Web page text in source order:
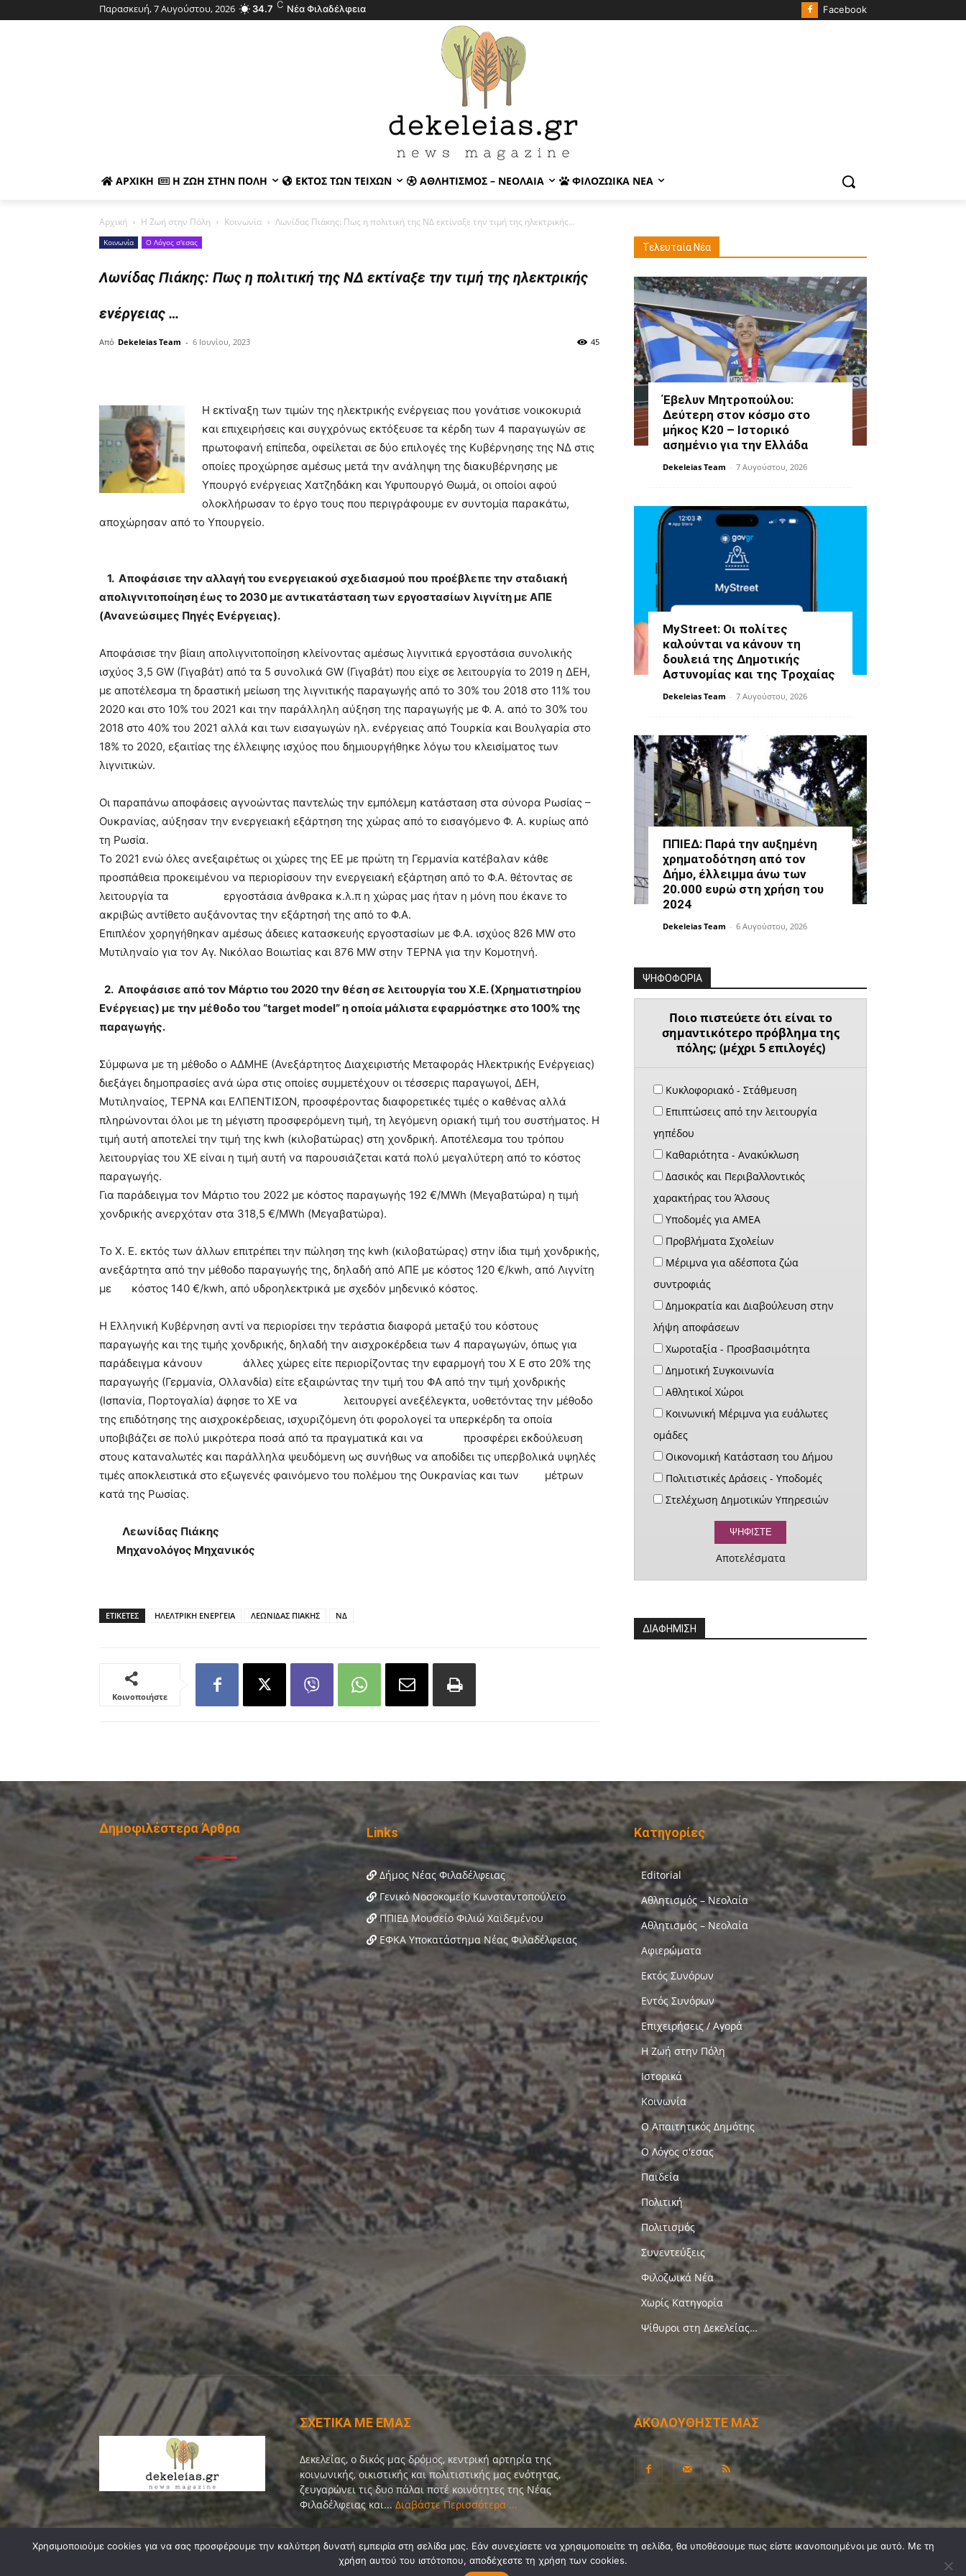
Παρασκευή, 7 Αυγούστου, 2026 34.7 C Νέα Φιλαδέλφεια Facebook
ΑΡΧΙΚΉ Η ΖΩΉ ΣΤΗΝ ΠΌΛΗ ΕΚΤΌΣ ΤΩΝ ΤΕΙΧΏΝ ΑΘΛΗΤΙΣΜΌΣ – ΝΕΟΛΑΊΑ ΦΙΛΟΖΩΙΚΆ ΝΈΑ
Αρχική Η Ζωή στην Πόλη Κοινωνία Λωνίδας Πιάκης: Πως η πολιτική της ΝΔ εκτίναξε την τιμή της ηλεκτρικής...
Κοινωνία Ο Λόγος σ'εσας
Λωνίδας Πιάκης: Πως η πολιτική της ΝΔ εκτίναξε την τιμή της ηλεκτρικής
ενέργειας …
Από Dekeleias Team - 6 Ιουνίου, 2023 45
Η εκτίναξη των τιμών της ηλεκτρικής ενέργειας που γονάτισε νοικοκυριά
και επιχειρήσεις και συγχρόνως εκτόξευσε τα κέρδη των 4 παραγωγών σε
πρωτοφανή επίπεδα, οφείλεται σε δύο επιλογές της Κυβέρνησης της ΝΔ στις
οποίες προχώρησε αμέσως μετά την ανάληψη της διακυβέρνησης με
Υπουργό ενέργειας Χατζηδάκη και Υφυπουργό Θωμά, οι οποίοι αφού
ολοκλήρωσαν το έργο τους που περιγράφουμε εν συντομία παρακάτω,
αποχώρησαν από το Υπουργείο.
1. Αποφάσισε την αλλαγή του ενεργειακού σχεδιασμού που προέβλεπε την σταδιακή
απολιγνιτοποίηση έως το 2030 με αντικατάσταση των εργοστασίων λιγνίτη με ΑΠΕ
(Ανανεώσιμες Πηγές Ενέργειας).
Αποφάσισε την βίαιη απολιγνιτοποίηση κλείνοντας αμέσως λιγνιτικά εργοστάσια συνολικής
ισχύος 3,5 GW (Γιγαβάτ) από τα 5 συνολικά GW (Γιγαβάτ) που είχε σε λειτουργία το 2019 η ΔΕΗ,
με αποτέλεσμα τη δραστική μείωση της λιγνιτικής παραγωγής από το 30% του 2018 στο 11% του
2020 και στο 10% του 2021 και την παράλληλη αύξηση της παραγωγής με Φ. Α. από το 30% του
2018 στο 40% του 2021 αλλά και των εισαγωγών ηλ. ενέργειας από Τουρκία και Βουλγαρία στο
18% το 2020, εξαιτίας της έλλειψης ισχύος που δημιουργήθηκε λόγω του κλεισίματος των
λιγνιτικών.
Οι παραπάνω αποφάσεις αγνοώντας παντελώς την εμπόλεμη κατάσταση στα σύνορα Ρωσίας –
Ουκρανίας, αύξησαν την ενεργειακή εξάρτηση της χώρας από το εισαγόμενο Φ. Α. κυρίως από
τη Ρωσία.
Το 2021 ενώ όλες ανεξαιρέτως οι χώρες της ΕΕ με πρώτη τη Γερμανία κατέβαλαν κάθε
προσπάθεια προκειμένου να περιορίσουν την ενεργειακή εξάρτηση από το Φ.Α. θέτοντας σε
λειτουργία τα εργοστάσια άνθρακα κ.λ.π η χώρας μας ήταν η μόνη που έκανε το
ακριβώς αντίθετο αυξάνοντας την εξάρτησή της από το Φ.Α.
Επιπλέον χορηγήθηκαν αμέσως άδειες κατασκευής εργοστασίων με Φ.Α. ισχύος 826 MW στο
Μυτιληναίο για τον Αγ. Νικόλαο Βοιωτίας και 876 MW στην ΤΕΡΝΑ για την Κομοτηνή.
2. Αποφάσισε από τον Μάρτιο του 2020 την θέση σε λειτουργία του Χ.Ε. (Χρηματιστηρίου
Ενέργειας) με την μέθοδο του “target model” η οποία μάλιστα εφαρμόστηκε στο 100% της
παραγωγής.
Σύμφωνα με τη μέθοδο ο ΑΔΜΗΕ (Ανεξάρτητος Διαχειριστής Μεταφοράς Ηλεκτρικής Ενέργειας)
διεξάγει δημοπρασίες ανά ώρα στις οποίες συμμετέχουν οι τέσσερις παραγωγοί, ΔΕΗ,
Μυτιληναίος, ΤΕΡΝΑ και ΕΛΠΕΝΤΙΣΟΝ, προσφέροντας διαφορετικές τιμές ο καθένας αλλά
πληρώνονται όλοι με τη μέγιστη προσφερόμενη τιμή, τη λεγόμενη οριακή τιμή του συστήματος. Η
τιμή αυτή αποτελεί την τιμή της kwh (κιλοβατώρας) στη χονδρική. Αποτέλεσμα του τρόπου
λειτουργίας του ΧΕ είναι η τιμή αυτή να παρουσιάζεται κατά πολύ μεγαλύτερη από το κόστος
παραγωγής.
Για παράδειγμα τον Μάρτιο του 2022 με κόστος παραγωγής 192 €/MWh (Μεγαβατώρα) η τιμή
χονδρικής ανερχόταν στα 318,5 €/MWh (Μεγαβατώρα).
To X. Ε. εκτός των άλλων επιτρέπει την πώληση της kwh (κιλοβατώρας) στην ίδια τιμή χονδρικής,
ανεξάρτητα από την μέθοδο παραγωγής της, δηλαδή από ΑΠΕ με κόστος 120 €/kwh, από Λιγνίτη
με κόστος 140 €/kwh, από υδροηλεκτρικά με σχεδόν μηδενικό κόστος.
Η Ελληνική Κυβέρνηση αντί να περιορίσει την τεράστια διαφορά μεταξύ του κόστους
παραγωγής και της τιμής χονδρικής, δηλαδή την αισχροκέρδεια των 4 παραγωγών, όπως για
παράδειγμα κάνουν άλλες χώρες είτε περιορίζοντας την εφαρμογή του Χ Ε στο 20% της
παραγωγής (Γερμανία, Ολλανδία) είτε εξαιρώντας την τιμή του ΦΑ από την τιμή χονδρικής
(Ισπανία, Πορτογαλία) άφησε το ΧΕ να λειτουργεί ανεξέλεγκτα, υοθετόντας την μέθοδο
της επιδότησης της αισχροκέρδειας, ισχυριζόμενη ότι φορολογεί τα υπερκέρδη τα οποία
υποβιβάζει σε πολύ μικρότερα ποσά από τα πραγματικά και να προσφέρει εκδούλευση
στους καταναλωτές και παράλληλα ψευδόμενη ως συνήθως να αποδίδει τις υπερβολικά υψηλές
τιμές αποκλειστικά στο εξωγενές φαινόμενο του πολέμου της Ουκρανίας και των μέτρων
κατά της Ρωσίας.
Λεωνίδας Πιάκης
Μηχανολόγος Μηχανικός
ΕΤΙΚΕΤΕΣ ΗΛΕΛΤΡΙΚΗ ΕΝΕΡΓΕΙΑ ΛΕΩΝΙΔΑΣ ΠΙΑΚΗΣ ΝΔ
Κοινοποιήστε
Τελευταία Νέα
Έβελυν Μητροπούλου:
Δεύτερη στον κόσμο στο
μήκος Κ20 – Ιστορικό
ασημένιο για την Ελλάδα
Dekeleias Team - 7 Αυγούστου, 2026
MyStreet: Οι πολίτες
καλούνται να κάνουν τη
δουλειά της Δημοτικής
Αστυνομίας και της Τροχαίας
Dekeleias Team - 7 Αυγούστου, 2026
ΠΠΙΕΔ: Παρά την αυξημένη
χρηματοδότηση από τον
Δήμο, έλλειμμα άνω των
20.000 ευρώ στη χρήση του
2024
Dekeleias Team - 6 Αυγούστου, 2026
ΨΗΦΟΦΟΡΙΑ
Ποιο πιστεύετε ότι είναι το
σημαντικότερο πρόβλημα της
πόλης; (μέχρι 5 επιλογές)
Κυκλοφοριακό - Στάθμευση
Επιπτώσεις από την λειτουργία
γηπέδου
Καθαριότητα - Ανακύκλωση
Δασικός και Περιβαλλοντικός
χαρακτήρας του Άλσους
Υποδομές για ΑΜΕΑ
Προβλήματα Σχολείων
Μέριμνα για αδέσποτα ζώα
συντροφιάς
Δημοκρατία και Διαβούλευση στην
λήψη αποφάσεων
Χωροταξία - Προσβασιμότητα
Δημοτική Συγκοινωνία
Αθλητικοί Χώροι
Κοινωνική Μέριμνα για ευάλωτες
ομάδες
Οικονομική Κατάσταση του Δήμου
Πολιτιστικές Δράσεις - Υποδομές
Στελέχωση Δημοτικών Υπηρεσιών
Αποτελέσματα
ΔΙΑΦΗΜΙΣΗ
Δημοφιλέστερα Άρθρα Links
Δήμος Νέας Φιλαδέλφειας
Γενικό Νοσοκομείο Κωνσταντοπούλειο
ΠΠΙΕΔ Μουσείο Φιλιώ Χαϊδεμένου
ΕΦΚΑ Υποκατάστημα Νέας Φιλαδέλφειας
Κατηγορίες
Editorial
Αθλητισμός – Νεολαία
Αθλητισμός – Νεολαία
Αφιερώματα
Εκτός Συνόρων
Εντός Συνόρων
Επιχειρήσεις / Αγορά
Η Ζωή στην Πόλη
Ιστορικά
Κοινωνία
Ο Απαιτητικός Δημότης
Ο Λόγος σ'εσας
Παιδεία
Πολιτική
Πολιτισμός
Συνεντεύξεις
Φιλοζωικά Νέα
Χωρίς Κατηγορία
Ψίθυροι στη Δεκελείας…
ΣΧΕΤΙΚΑ ΜΕ ΕΜΑΣ
Δεκελείας, ο δικός μας δρόμος, κεντρική αρτηρία της
κοινωνικής, οικιστικής και πολιτιστικής μας ενότητας,
ζευγαρώνει τις δυο πάλαι ποτέ κοινότητες της Νέας
Φιλαδέλφειας και... Διαβάστε Περισσότερα ...
ΑΚΟΛΟΥΘΗΣΤΕ ΜΑΣ
Χρησιμοποιούμε cookies για να σας προσφέρουμε την καλύτερη δυνατή εμπειρία στη σελίδα μας. Εάν συνεχίσετε να χρησιμοποιείτε τη σελίδα, θα υποθέσουμε πως είστε ικανοποιημένοι με αυτό. Με τη
χρήση αυτού του ιστότοπου, αποδέχεστε τη χρήση των cookies.